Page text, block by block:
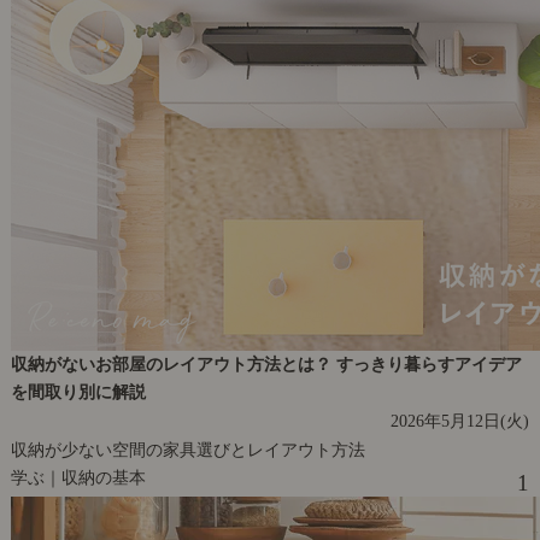
収納がないお部屋のレイアウト方法とは？ すっきり暮らすアイデア
を間取り別に解説
2026年5月12日(火)
収納が少ない空間の家具選びとレイアウト方法
学ぶ｜収納の基本
1